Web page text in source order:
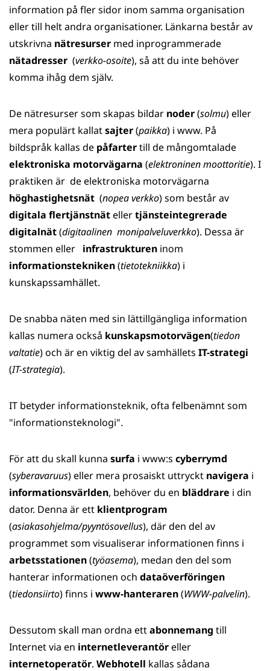
information på fler sidor inom samma organisation
eller till helt andra organisationer. Länkarna består av
utskrivna nätresurser med inprogrammerade
nätadresser (verkko-osoite), så att du inte behöver
komma ihåg dem själv.
De nätresurser som skapas bildar noder(solmu) eller
mera populärt kallatsajter(paikka) i www. På
bildspråk kallas de påfartertill de mångomtalade
elektroniska motorvägarna (elektroninen moottoritie). I
praktiken är de elektroniska motorvägarna
höghastighetsnät (nopea verkko) som består av
digitala flertjänstnätellertjänsteintegrerade
digitalnät(digitaalinen monipalveluverkko). Dessa är
stommen eller infrastrukturen inom
informationstekniken(tietotekniikka) i
kunskapssamhället.
De snabba näten med sin lättillgängliga information
kallas numera också kunskapsmotorvägen(tiedon
valtatie) och är en viktig del av samhällets IT-strategi
(IT-strategia).
IT betyder informationsteknik, ofta felbenämnt som
"informationsteknologi".
För att du skall kunna surfa i www:s cyberrymd
(syberavaruus) eller mera prosaiskt uttryckt navigera i
informationsvärlden, behöver du en bläddrare i din
dator. Denna är ett klientprogram
(asiakasohjelma/pyyntösovellus), där den del av
programmet som visualiserar informationen finns i
arbetsstationen(työasema), medan den del som
hanterar informationen och dataöverföringen
(tiedonsiirto) finns i www-hanteraren(WWW-palvelin).
Dessutom skall man ordna ettabonnemang till
Internet via en internetleverantöreller
internetoperatör. Webhotell kallas sådana